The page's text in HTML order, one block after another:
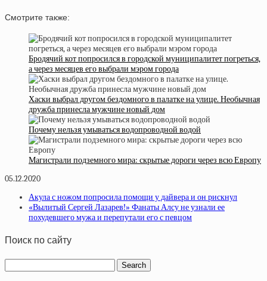
Смотрите также:
Бродячий кот попросился в городской муниципалитет погреться,
а через месяцев его выбрали мэром города
Хаски выбрал другом бездомного в палатке на улице. Необычная
дружба принесла мужчине новый дом
Почему нельзя умываться водопроводной водой
Магистрали подземного мира: скрытые дороги через всю Европу
05.12.2020
Акула с ножом попросила помощи у дайвера и он рискнул
«Вылитый Сергей Лазарев!» Фанаты Алсу не узнали ее
похудевшего мужа и перепутали его с певцом
Поиск по сайту